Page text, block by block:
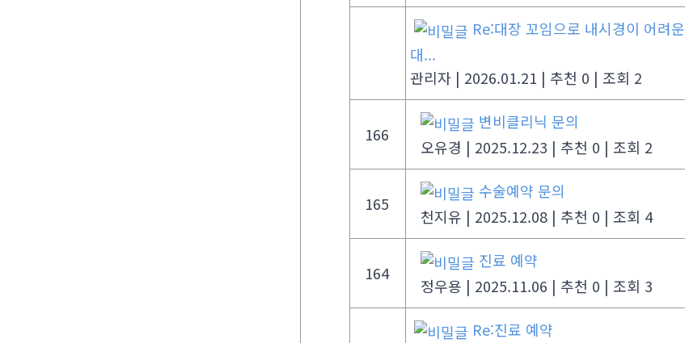
Re:대장 꼬임으로 내시경이 어려운
대...
관리자 | 2026.01.21 | 추천 0 | 조회 2
166
변비클리닉 문의
오유경 | 2025.12.23 | 추천 0 | 조회 2
165
수술예약 문의
천지유 | 2025.12.08 | 추천 0 | 조회 4
164
진료 예약
정우용 | 2025.11.06 | 추천 0 | 조회 3
Re:진료 예약